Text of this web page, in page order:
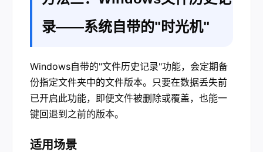
录——系统自带的"时光机"
Windows自带的"文件历史记录"功能，会定期备
份指定文件夹中的文件版本。只要在数据丢失前
已开启此功能，即便文件被删除或覆盖，也能一
键回退到之前的版本。
适用场景